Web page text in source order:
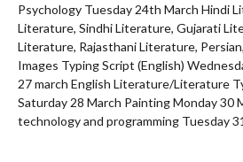
Psychology Tuesday 24th March Hindi
Literature, Sindhi Literature, Gujarati
Literature, Rajasthani Literature,
Images Typing Script (English)
27 march English Literature/Literature
Saturday 28 March Painting Monday 30
technology and programming Tuesday